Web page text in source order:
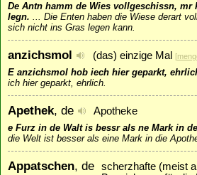
De Antn hamm de Wies vollgeschissn, mr
legn. ... Die Enten haben die Wiese derart
sich nicht ins Gras legen kann.
anzichsmol (das) einzige Mal [
E anzichsmol hob iech hier geparkt,
ich hier geparkt, ehrlich.
Apethek, de Apotheke
e Furz in de Walt is bessr als ne Mark in
die Welt ist besser als eine Mark in die
Appatschen, de
scherzhafte (meist